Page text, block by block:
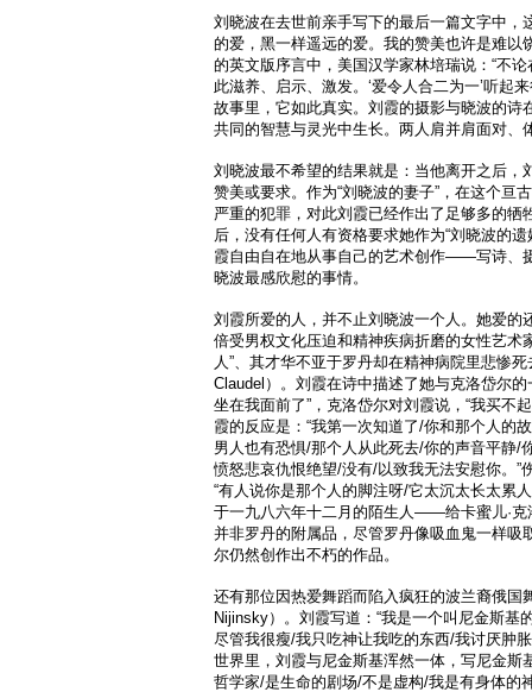
刘晓波在去世前亲手写下的最后一篇文字中，
的爱，黑一样遥远的爱。我的赞美也许是难以
的英文版序言中，美国汉学家林培瑞说：“不
此滋养、启示、激发。‘爱令人合二为一’听起
故事里，它如此真实。刘霞的摄影与晓波的诗
共同的智慧与灵光中生长。两人肩并肩面对、
刘晓波最不希望的结果就是：当他离开之后，
赞美或要求。作为“刘晓波的妻子”，在这个亘
严重的犯罪，对此刘霞已经作出了足够多的牺
后，没有任何人有资格要求她作为“刘晓波的遗
霞自由自在地从事自己的艺术创作——写诗、
晓波最感欣慰的事情。
刘霞所爱的人，并不止刘晓波一个人。她爱的
倍受男权文化压迫和精神疾病折磨的女性艺术
人”、其才华不亚于罗丹却在精神病院里悲惨
Claudel）。刘霞在诗中描述了她与克洛岱尔
坐在我面前了”，克洛岱尔对刘霞说，“我买不
霞的反应是：“我第一次知道了/你和那个人的
男人也有恐惧/那个人从此死去/你的声音平静/
愤怒悲哀仇恨绝望/没有/以致我无法安慰你。”
“有人说你是那个人的脚注呀/它太沉太长太累
于一九八六年十二月的陌生人——给卡蜜儿·克
并非罗丹的附属品，尽管罗丹像吸血鬼一样吸
尔仍然创作出不朽的作品。
还有那位因热爱舞蹈而陷入疯狂的波兰裔俄国
Nijinsky）。刘霞写道：“我是一个叫尼金斯基
尽管我很瘦/我只吃神让我吃的东西/我讨厌肿
世界里，刘霞与尼金斯基浑然一体，写尼金斯
哲学家/是生命的剧场/不是虚构/我是有身体的